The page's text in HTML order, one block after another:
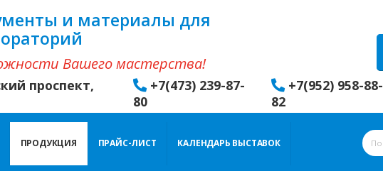
и материалы для
Вашего мастерства!
проспект,
+7(473) 239-87-
80
+7(952) 958-88-
82
ПРОДУКЦИЯ ПРАЙС-ЛИСТ КАЛЕНДАРЬ ВЫСТАВОК